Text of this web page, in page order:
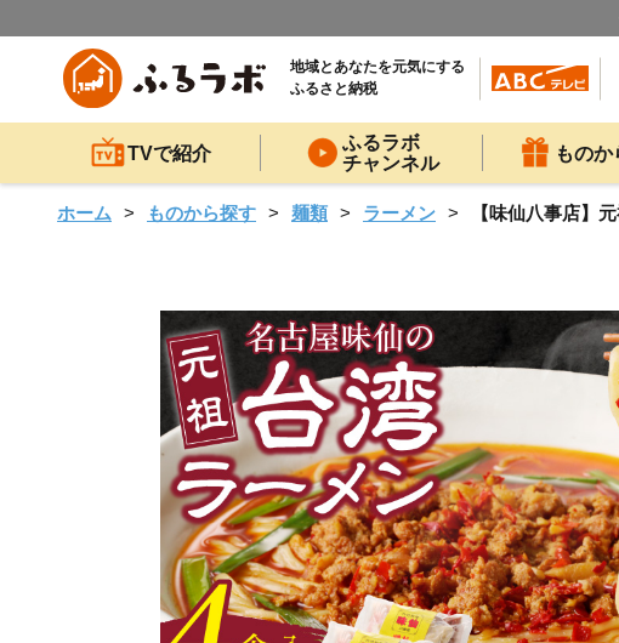
地域とあなたを元気にする
ふるさと納税
TVで紹介
ふるラボ
チャンネル
もの
ホーム ものから探す 麺類 ラーメン 【味仙八事店】